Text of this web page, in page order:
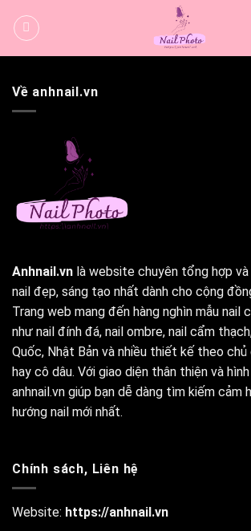
qua
Về anhnail.vn
Anhnail.vn là website chuyên tổng hợp và
nail đẹp, sáng tạo nhất dành cho cộng
Trang web mang đến hàng nghìn mẫu nail
như nail đính đá, nail ombre, nail cẩm
Quốc, Nhật Bản và nhiều thiết kế theo
hay cô dâu. Với giao diện thân thiện và
anhnail.vn giúp bạn dễ dàng tìm kiếm cảm
hướng nail mới nhất.
Chính sách, Liên hệ
Website: https://anhnail.vn